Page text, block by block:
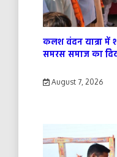
कलश वंदन यात्रा में
समरस समाज का
August 7, 2026